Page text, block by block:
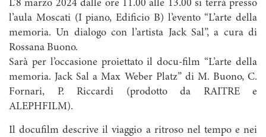
L’8 marzo 2024 dalle ore 11.00 alle 13.00 si terrà presso
l’aula Moscati (I piano, Edificio B) l’evento “L’arte della
memoria. Un dialogo con l’artista Jack Sal”, a cura di
Rossana Buono.
Sarà per l’occasione proiettato il docu-film “L’arte della
memoria. Jack Sal a Max Weber Platz” di M. Buono, C.
Fornari, P. Riccardi (prodotto da RAITRE e
ALEPHFILM).
Il docufilm descrive il viaggio a ritroso nel tempo e nei